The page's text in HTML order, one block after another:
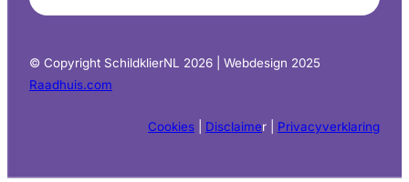
© Copyright SchildklierNL 2026 | Webdesign 2025
Raadhuis.com
Cookies Disclaimer | Privacyverklaring